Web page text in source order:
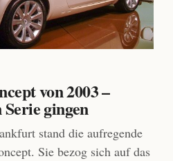
von 2003 –
gingen
stand die aufregende
Sie bezog sich auf das